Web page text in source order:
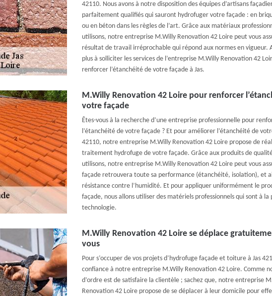
42110. Nous avons à notre disposition des équipes d’artisans
parfaitement qualifiés qui sauront hydrofuger votre façade : en
ou en béton dans les règles de l’art. Grâce aux matériaux
utilisons, notre entreprise M.Willy Renovation 42 Loire peut vous
résultat de travail irréprochable qui répond aux normes en vigueur.
plus à solliciter les services de l’entreprise M.Willy Renovation 42
renforcer l’étanchéité de votre façade à Jas.
M.Willy Renovation 42 Loire pour renforcer
votre façade
Êtes-vous à la recherche d’une entreprise professionnelle pour
l’étanchéité de votre façade ? Et pour améliorer l’étanchéité de
42110, notre entreprise M.Willy Renovation 42 Loire propose de
traitement hydrofuge de votre façade. Grâce aux produits de
utilisons, notre entreprise M.Willy Renovation 42 Loire peut vous
façade retrouvera toute sa performance (étanchéité, isolation), et
résistance contre l’humidité. Et pour appliquer uniformément le
façade, nous allons utiliser des matériels professionnels qui sont à la
technologie.
M.Willy Renovation 42 Loire se déplace
vous
Pour s’occuper de vos projets d’hydrofuge façade et toiture à Jas
confiance à notre entreprise M.Willy Renovation 42 Loire. Comme
d’ordre est de satisfaire la clientèle ; sachez que, notre entreprise
Renovation 42 Loire propose de se déplacer à leur domicile pour